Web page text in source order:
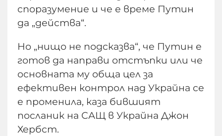
споразумение и че е време Путин
да „действа“.
Но „нищо не подсказва“, че Путин е
готов да направи отстъпки или че
основната му обща цел за
ефективен контрол над Украйна се
е променила, каза бившият
посланик на САЩ в Украйна Джон
Хербст.